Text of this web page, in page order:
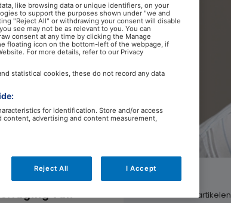
van
Gerelateerde artikelen
like browsing data or unique identifiers, on your
to support the purposes shown under "we and
"Reject All" or withdrawing your consent will disable
see may not be as relevant to you. You can
consent at any time by clicking the Manage
floating icon on the bottom-left of the webpage, if
For more details, refer to our Privacy
statistical cookies, these do not record any data
for identification. Store and/or access
advertising and content measurement,
Reject All I Accept